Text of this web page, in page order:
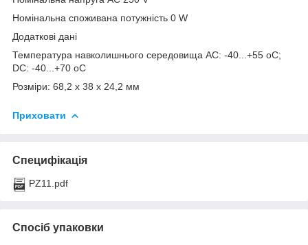
Номінальна споживана потужність 0 W
Додаткові дані
Температура навколишнього середовища AC: -40...+55 oC;
DC: -40...+70 oC
Розміри: 68,2 x 38 x 24,2 мм
Приховати
Специфікація
PZ11.pdf
Спосіб упаковки